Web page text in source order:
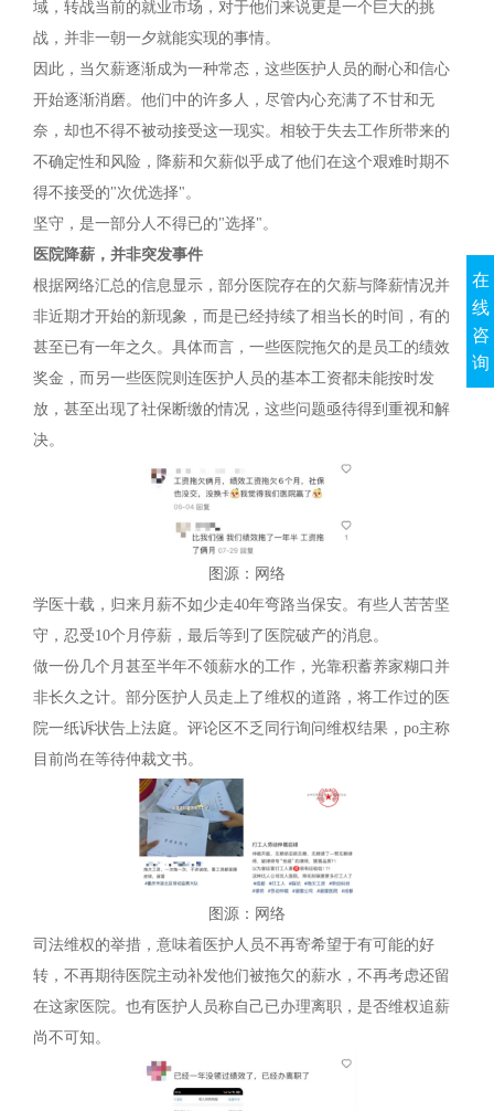
域，转战当前的就业市场，对于他们来说更是一个巨大的挑
战，并非一朝一夕就能实现的事情。
因此，当欠薪逐渐成为一种常态，这些医护人员的耐心和信心
开始逐渐消磨。他们中的许多人，尽管内心充满了不甘和无
奈，却也不得不被动接受这一现实。相较于失去工作所带来的
不确定性和风险，降薪和欠薪似乎成了他们在这个艰难时期不
得不接受的"次优选择"。
坚守，是一部分人不得已的"选择"。
医院降薪，并非突发事件
根据网络汇总的信息显示，部分医院存在的欠薪与降薪情况并
非近期才开始的新现象，而是已经持续了相当长的时间，有的
甚至已有一年之久。具体而言，一些医院拖欠的是员工的绩效
奖金，而另一些医院则连医护人员的基本工资都未能按时发
放，甚至出现了社保断缴的情况，这些问题亟待得到重视和解
决。
图源：网络
学医十载，归来月薪不如少走40年弯路当保安。有些人苦苦坚
守，忍受10个月停薪，最后等到了医院破产的消息。
做一份几个月甚至半年不领薪水的工作，光靠积蓄养家糊口并
非长久之计。部分医护人员走上了维权的道路，将工作过的医
院一纸诉状告上法庭。评论区不乏同行询问维权结果，po主称
目前尚在等待仲裁文书。
图源：网络
司法维权的举措，意味着医护人员不再寄希望于有可能的好
转，不再期待医院主动补发他们被拖欠的薪水，不再考虑还留
在这家医院。也有医护人员称自己已办理离职，是否维权追薪
尚不可知。
在
线
咨
询